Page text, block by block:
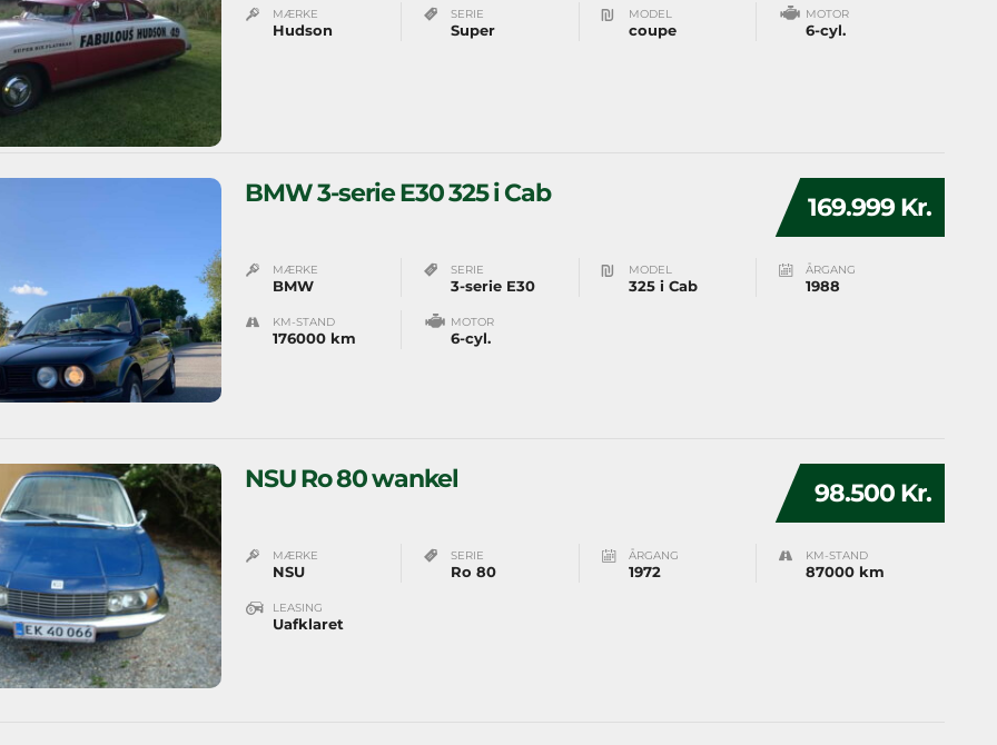
MÆRKE
Hudson
SERIE
Super
MODEL
coupe
MOTOR
6-cyl.
169.999 Kr.
BMW 3-serie E30 325 i Cab
MÆRKE
BMW
SERIE
3-serie E30
MODEL
325 i Cab
ÅRGANG
1988
KM-STAND
176000 km
MOTOR
6-cyl.
98.500 Kr.
NSU Ro 80 wankel
MÆRKE
NSU
SERIE
Ro 80
ÅRGANG
1972
KM-STAND
87000 km
LEASING
Uafklaret